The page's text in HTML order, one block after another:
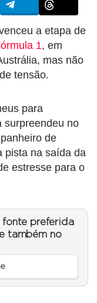
a etapa de
1, em
mas não
tensão.
para
surpreendeu no
de
pista na saída da
estresse para o
fonte preferida
também no